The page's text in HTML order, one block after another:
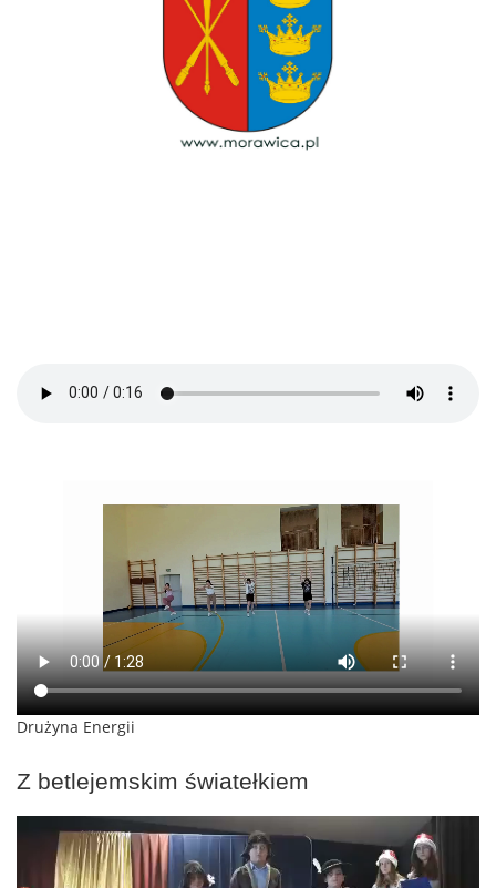
Drużyna Energii
Z betlejemskim światełkiem
Odtwarzacz